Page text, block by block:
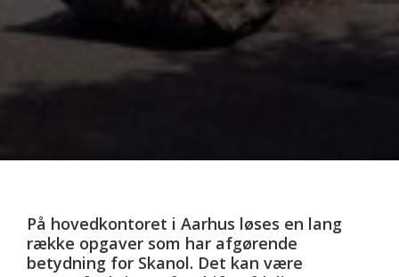
På hovedkontoret i Aarhus løses en lang
række opgaver som har afgørende
betydning for Skanol. Det kan være